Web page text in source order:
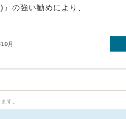
の強い勧めにより、
月
す。